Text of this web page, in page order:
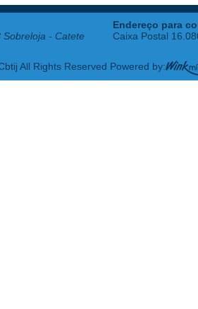
- Catete
Endereço para
Caixa Postal
All Rights Reserved Powered by: